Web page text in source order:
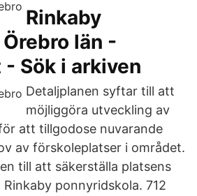
Rinkaby
län -
Sök i arkiven
Detaljplanen syftar till att
möjliggöra utveckling av
att tillgodose nuvarande
av förskoleplatser i området.
till att säkerställa platsens
ponnyridskola. 712